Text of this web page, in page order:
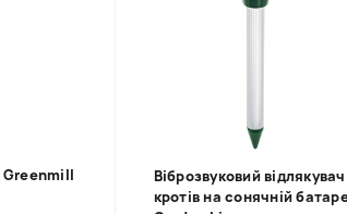
Greenmill
Віброзвуковий відлякувач
кротів на сонячній